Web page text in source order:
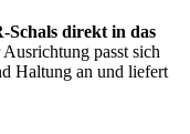
Schals direkt in das
passt sich
Haltung an und liefert